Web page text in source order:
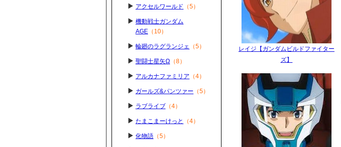
レイジ【ガンダムビルドファイター
ズ】
アクセルワールド （5）
機動戦士ガンダム
AGE （10）
輪廻のラグランジェ （5）
聖闘士星矢Ω （8）
アルカナファミリア （4）
ガールズ&パンツァー （5）
ラブライブ （4）
たまこまーけっと （4）
化物語 （5）